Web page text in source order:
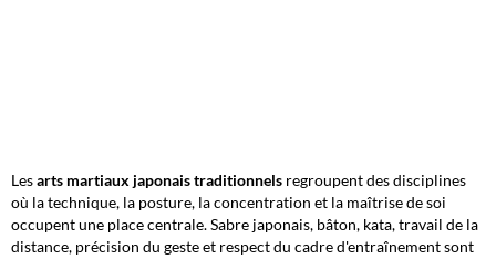
Lesarts martiaux japonais traditionnels regroupent des disciplines
où la technique, la posture, la concentration et la maîtrise de soi
occupent une place centrale. Sabre japonais, bâton, kata, travail de la
distance, précision du geste et respect du cadre d'entraînement sont